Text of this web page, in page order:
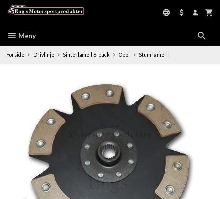
Meny
Forside Drivlinje Sinterlamell 6-puck Opel Stum lamell